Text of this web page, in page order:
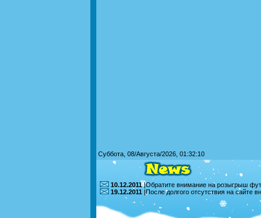
Суббота, 08/Августа/2026, 01:32:10
10.12.2011|Обратите внимание на розыгрыш
19.12.2011 |После долгого отсутствия на сайте